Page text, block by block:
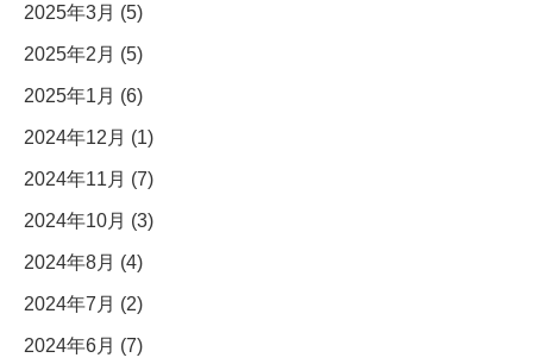
2025年3月 (5)
2025年2月 (5)
2025年1月 (6)
2024年12月 (1)
2024年11月 (7)
2024年10月 (3)
2024年8月 (4)
2024年7月 (2)
2024年6月 (7)